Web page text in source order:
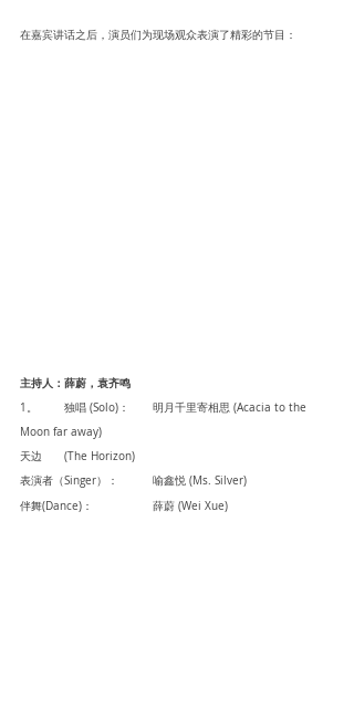
在嘉宾讲话之后，演员们为现场观众表演了精彩的节目：
主持人：薛蔚，袁齐鸣
1。	独唱 (Solo)： 	明月千里寄相思 (Acacia to the
Moon far away)
伴舞(Dance)：		薛蔚 (Wei Xue)